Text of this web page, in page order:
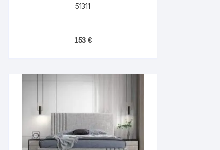
51311
153 €